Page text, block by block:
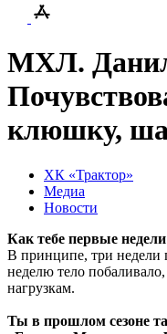
МХЛ.
клюшку,
ХК «Трактор»
Медиа
Новости
Как тебе первые
В принципе, три
неделю тело
нагрузкам.
Ты в прошлом сезоне